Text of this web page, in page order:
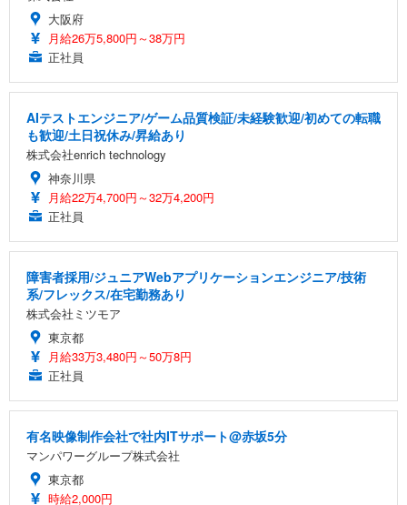
大阪府
月給26万5,800円～38万円
正社員
AIテストエンジニア/ゲーム品質検証/未経験歓迎/初めての転職
も歓迎/土日祝休み/昇給あり
株式会社enrich technology
神奈川県
月給22万4,700円～32万4,200円
正社員
障害者採用/ジュニアWebアプリケーションエンジニア/技術
系/フレックス/在宅勤務あり
株式会社ミツモア
東京都
月給33万3,480円～50万8円
正社員
有名映像制作会社で社内ITサポート@赤坂5分
マンパワーグループ株式会社
東京都
時給2,000円